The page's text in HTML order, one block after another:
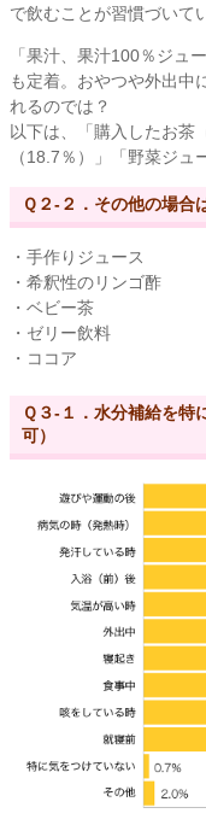
で飲むことが習慣づいて
「果汁、果汁100％ジュ
も定着。おやつや外出中
れるのでは？
以下は、「購入したお茶
（18.7％）」「野菜ジュ
Ｑ２-２．その他の場合
・手作りジュース
・希釈性のリンゴ酢
・ベビー茶
・ゼリー飲料
・ココア
Ｑ３-１．水分補給を特
可）